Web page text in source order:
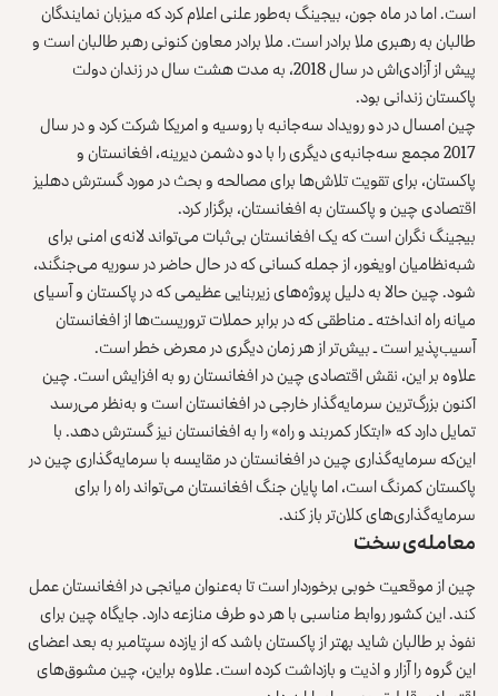
است. اما در ماه جون، بیجینگ به‌طور علنی اعلام کرد که میزبان نمایندگان
طالبان به رهبری ملا برادر است. ملا برادر معاون کنونی رهبر طالبان است و
پیش از آزادی‌اش در سال 2018، به مدت هشت سال در زندان دولت
پاکستان زندانی بود.
چین امسال در دو رویداد سه‌جانبه با روسیه و امریکا شرکت کرد و در سال
2017 مجمع سه‌جانبه‌ی دیگری را با دو دشمن دیرینه، افغانستان و
پاکستان، برای تقویت تلاش‌ها برای مصالحه و بحث در مورد گسترش دهلیز
اقتصادی چین و پاکستان به افغانستان، برگزار کرد.
بیجینگ نگران است که یک افغانستان بی‌ثبات می‌تواند لانه‌ی امنی برای
شبه‌نظامیان اویغور، از جمله کسانی که در حال حاضر در سوریه می‌جنگند،
شود. چین حالا به دلیل پروژه‌های زیربنایی عظیمی که در پاکستان و آسیای
میانه راه ‌انداخته ـ مناطقی که در برابر حملات تروریست‌ها از افغانستان
آسیب‌پذیر است ـ بیش‌تر از هر زمان دیگری در معرض خطر است.
علاوه بر این، نقش اقتصادی چین در افغانستان رو به افزایش است. چین
اکنون بزرگ‌ترین سرمایه‌گذار خارجی در افغانستان است و به‌نظر می‌رسد
تمایل دارد که «ابتکار کمربند و راه» را به افغانستان نیز گسترش دهد. با
این‌که سرمایه‌گذاری چین در افغانستان در مقایسه با سرمایه‌گذاری چین در
پاکستان کمرنگ است، اما پایان جنگ افغانستان می‌تواند راه را برای
سرمایه‌گذاری‌های کلان‌تر باز کند.
معامله‌ی سخت
چین از موقعیت خوبی برخوردار است تا به‌عنوان میانجی در افغانستان عمل
کند. این کشور روابط مناسبی با هر دو طرف منازعه دارد. جایگاه چین برای
نفوذ بر طالبان شاید بهتر از پاکستان باشد که از یازده سپتامبر به بعد اعضای
این گروه را آزار و اذیت و بازداشت کرده است. علاوه براین، چین مشوق‌های